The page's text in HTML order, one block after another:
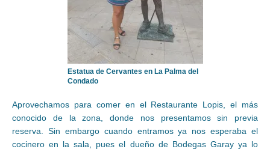
Estatua de Cervantes en La Palma del
Condado
Aprovechamos para comer en el Restaurante Lopis, el más
conocido de la zona, donde nos presentamos sin previa
reserva. Sin embargo cuando entramos ya nos esperaba el
cocinero en la sala, pues el dueño de Bodegas Garay ya lo